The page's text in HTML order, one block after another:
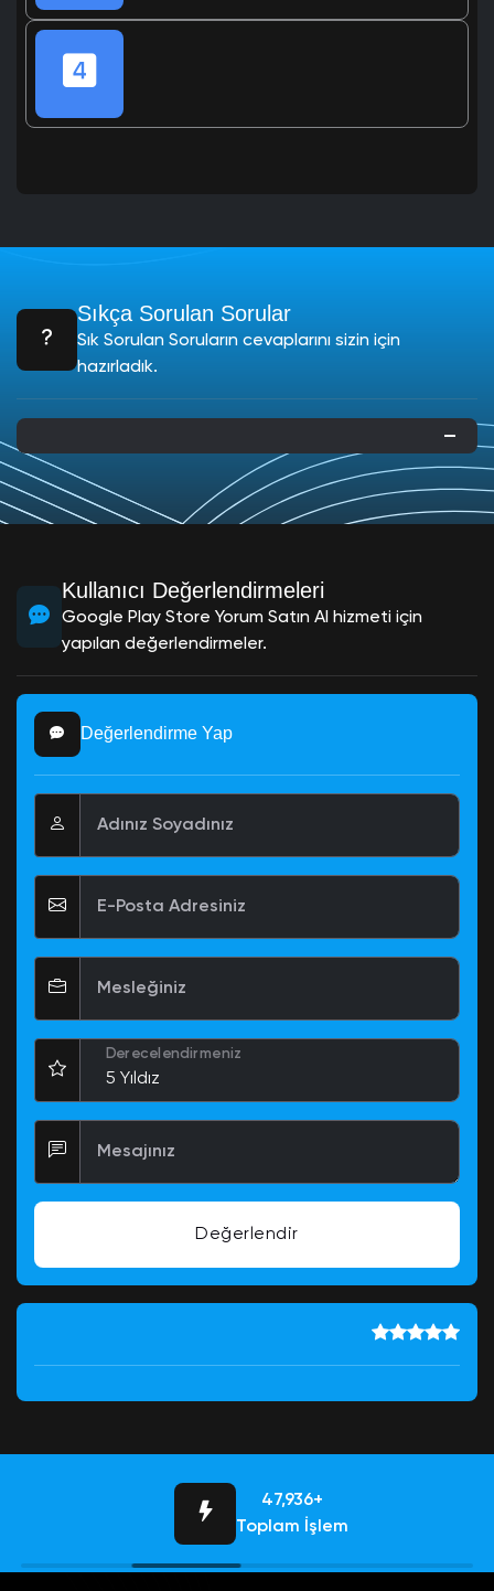
Sıkça Sorulan Sorular
Sık Sorulan Soruların cevaplarını sizin için
hazırladık.
Kullanıcı Değerlendirmeleri
Google Play Store Yorum Satın Al hizmeti için
yapılan değerlendirmeler.
Değerlendirme Yap
Adınız Soyadınız
E-Posta Adresiniz
Mesleğiniz
Derecelendirmeniz
Mesajınız
Değerlendir
143,808+
Toplam İşlem